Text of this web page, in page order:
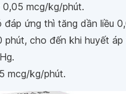
0,05 mcg/kg/phút.
đáp ứng thì tăng dần liều
phút, cho đến khi huyết áp
mcg/kg/phút.